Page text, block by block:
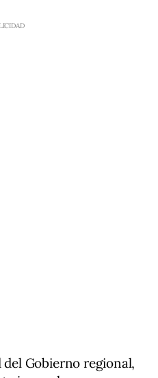
del Gobierno regional,